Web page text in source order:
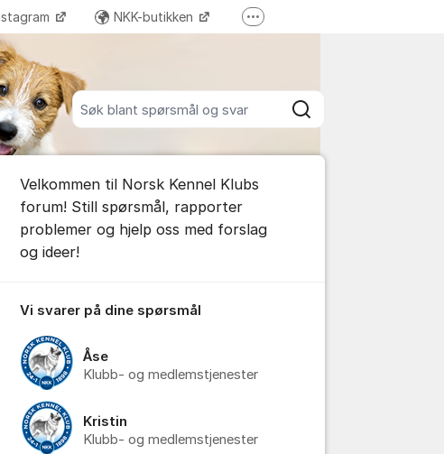
Søk blant alle innlegg
Søk
NKK-butikken Flere supportlenker
kommentar
innstillinger for innlegg/kommentarer
Velkommen til Norsk Kennel Klubs
forum! Still spørsmål, rapporter
problemer og hjelp oss med forslag
og ideer!
Vi svarer på dine spørsmål
Åse
Klubb- og medlemstjenester
Kristin
Klubb- og medlemstjenester